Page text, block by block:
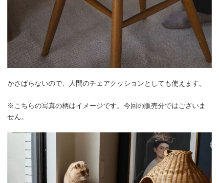
かさばらないので、人間のチェアクッションとしても使えます。
※こちらの写真の柄はイメージです。今回の販売分ではございま
せん。